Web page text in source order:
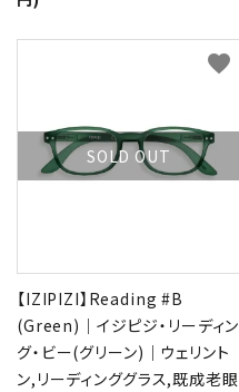
SOLD OUT
【IZIPIZI】Reading #B
(Green)｜イジピジ・リーディン
グ・ビー(グリーン)｜ウェリント
ン,リーディンググラス,既成老眼
favorite